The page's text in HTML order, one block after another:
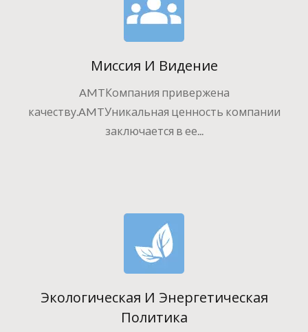
Миссия И Видение
AMTКомпания привержена
качеству.AMTУникальная ценность компании
заключается в ее...
Экологическая И Энергетическая
Политика